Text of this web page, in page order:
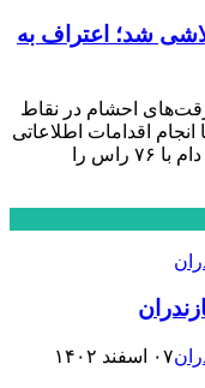
شد؛ اعتراف به
احشام در نقاط
اقدامات اطلاعاتی
و تحقیقات تخصصی، باند حرفه‌ای سارقان دام با ۷۶ راس را
۰۷ اسفند ۱۴۰۲